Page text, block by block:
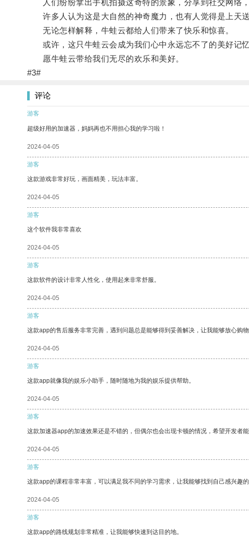
人们纷纷拿出手机拍摄这奇特的景象，分享到社交网络，
许多人认为这是大自然的神奇魔力，也有人觉得是上天送
无论怎样解释，牛蛙云都给人们带来了快乐和惊喜。
或许，这只牛蛙云会成为我们心中永远忘不了的美好记忆
愿牛蛙云带给我们无尽的欢乐和美好。
#3#
评论
游客
超级好用的加速器，妈妈再也不用担心我的学习啦！
2024-04-05
游客
这款游戏非常好玩，画面精美，玩法丰富。
2024-04-05
游客
这个软件我非常喜欢
2024-04-05
游客
这款软件的设计非常人性化，使用起来非常舒服。
2024-04-05
游客
这款app的售后服务非常完善，遇到问题总是能够得到妥善解决，让我能够放心购物
2024-04-05
游客
这款app就像我的娱乐小助手，随时随地为我的娱乐提供帮助。
2024-04-05
游客
这款加速器app的加速效果还是不错的，但偶尔也会出现卡顿的情况，希望开发者能
2024-04-05
游客
这款app的课程非常丰富，可以满足我不同的学习需求，让我能够找到自己感兴趣的
2024-04-05
游客
这款app的路线规划非常精准，让我能够快速到达目的地。